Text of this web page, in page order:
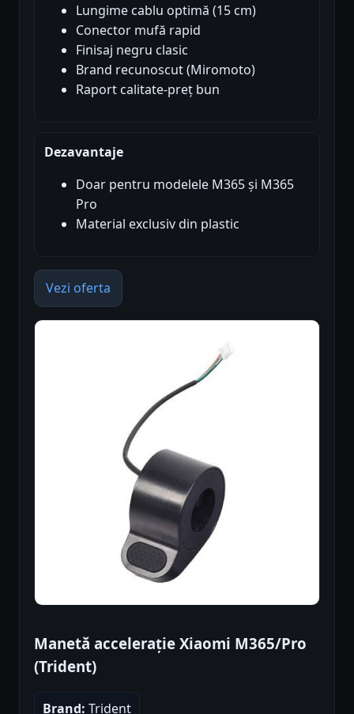
Lungime cablu optimă (15 cm)
Conector mufă rapid
Finisaj negru clasic
Brand recunoscut (Miromoto)
Raport calitate-preț bun
Dezavantaje
Doar pentru modelele M365 și M365
Pro
Material exclusiv din plastic
Vezi oferta
Manetă accelerație Xiaomi M365/Pro
(Trident)
Brand: Trident